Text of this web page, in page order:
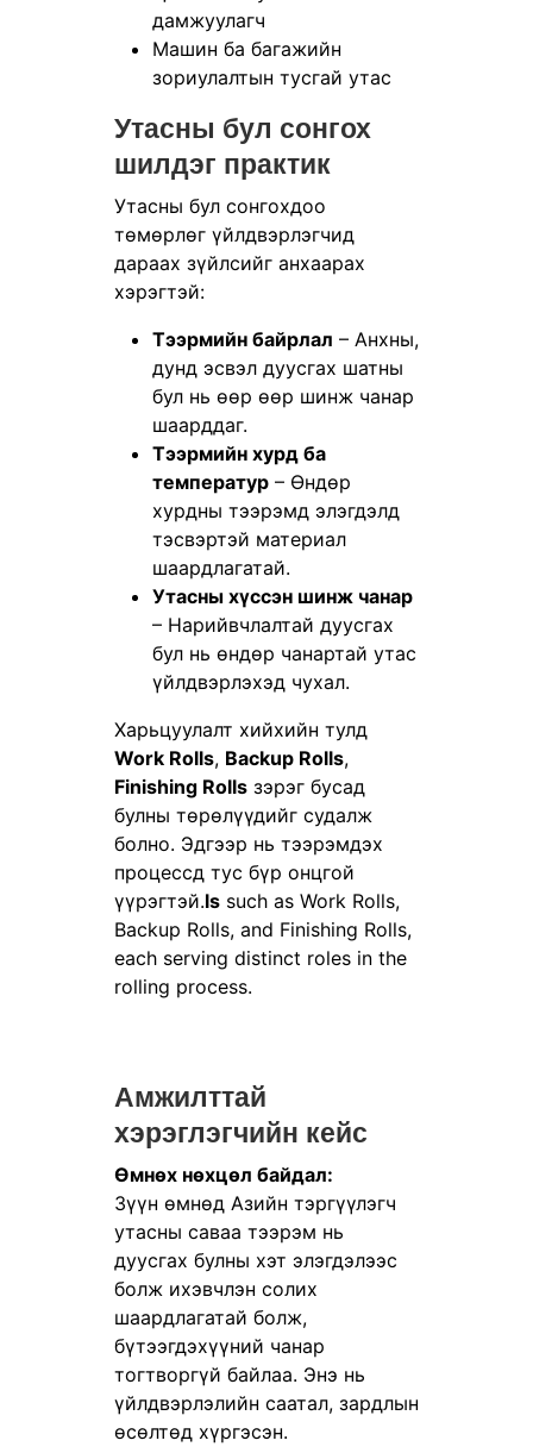
дамжуулагч
Машин ба багажийн
зориулалтын тусгай утас
Утасны бул сонгох
шилдэг практик
Утасны бул сонгохдоо
төмөрлөг үйлдвэрлэгчид
дараах зүйлсийг анхаарах
хэрэгтэй:
Тээрмийн байрлал – Анхны,
дунд эсвэл дуусгах шатны
бул нь өөр өөр шинж чанар
шаарддаг.
Тээрмийн хурд ба
температур– Өндөр
хурдны тээрэмд элэгдэлд
тэсвэртэй материал
шаардлагатай.
Утасны хүссэн шинж чанар
– Нарийвчлалтай дуусгах
бул нь өндөр чанартай утас
үйлдвэрлэхэд чухал.
Харьцуулалт хийхийн тулд
Work Rolls, Backup Rolls,
Finishing Rollsзэрэг бусад
булны төрөлүүдийг судалж
болно. Эдгээр нь тээрэмдэх
процессд тус бүр онцгой
үүрэгтэй.lssuch as Work Rolls,
Backup Rolls, and Finishing Rolls,
each serving distinct roles in the
rolling process.
Амжилттай
хэрэглэгчийн кейс
Өмнөх нөхцөл байдал:
Зүүн өмнөд Азийн тэргүүлэгч
утасны саваа тээрэм нь
дуусгах булны хэт элэгдэлээс
болж ихэвчлэн солих
шаардлагатай болж,
бүтээгдэхүүний чанар
тогтворгүй байлаа. Энэ нь
үйлдвэрлэлийн саатал, зардлын
өсөлтөд хүргэсэн.